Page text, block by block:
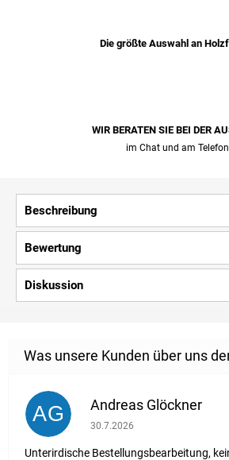
Die größte Auswahl an
WIR BERATEN SIE BEI ​​DER
im Chat und am Telefon
Beschreibung
Bewertung
Diskussion
AG Andreas Glöckner
Die Shop-Bewertung beträgt
30.7.2026
Unterirdische Bestellungsbearbeitung,